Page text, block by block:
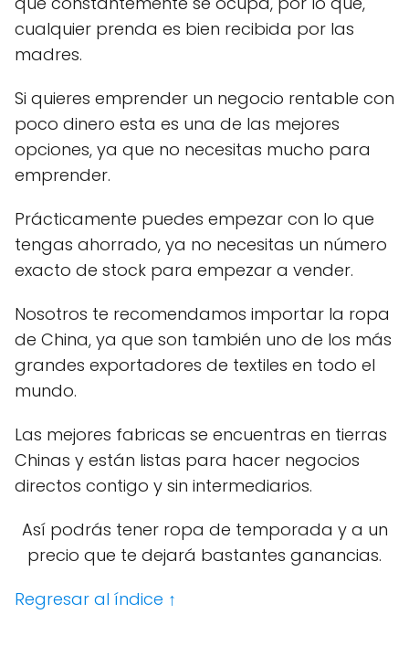
cualquier prenda es bien recibida por las
madres.
Si quieres emprender un negocio rentable con
poco dinero esta es una de las mejores
opciones, ya que no necesitas mucho para
emprender.
Prácticamente puedes empezar con lo que
tengas ahorrado, ya no necesitas un número
exacto de stock para empezar a vender.
Nosotros te recomendamos importar la ropa
de China, ya que son también uno de los más
grandes exportadores de textiles en todo el
mundo.
Las mejores fabricas se encuentras en tierras
Chinas y están listas para hacer negocios
directos contigo y sin intermediarios.
Así podrás tener ropa de temporada y a un
precio que te dejará bastantes ganancias.
Regresar al índice ↑